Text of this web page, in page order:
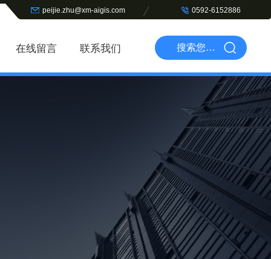
peijie.zhu@xm-aigis.com 0592-6152886
在线留言 联系我们